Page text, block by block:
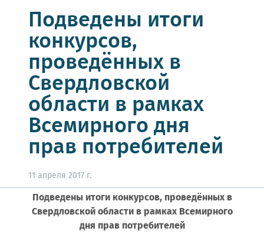
Подведены итоги
конкурсов,
проведённых в
Свердловской
области в рамках
Всемирного дня
прав потребителей
11 апреля 2017 г.
Подведены итоги конкурсов, проведённых в
Свердловской области в рамках Всемирного
дня прав потребителей